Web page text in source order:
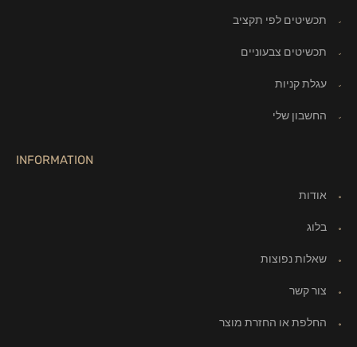
תכשיטים לפי תקציב
תכשיטים צבעוניים
עגלת קניות
החשבון שלי
INFORMATION
אודות
בלוג
שאלות נפוצות
צור קשר
החלפת או החזרת מוצר